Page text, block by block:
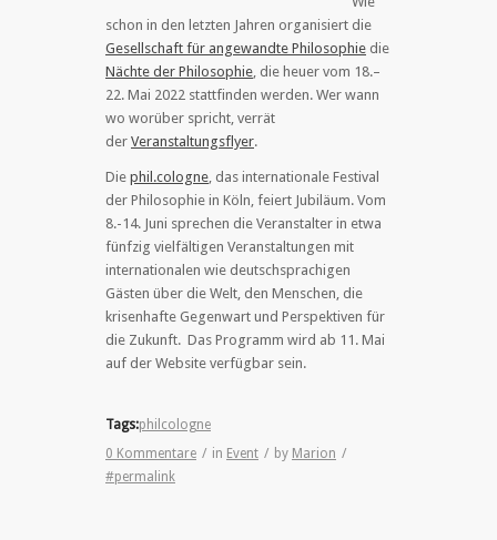
schon in den letzten Jahren organisiert die
Gesellschaft für angewandte Philosophie die
Nächte der Philosophie, die heuer vom 18.–
22. Mai 2022 stattfinden werden. Wer wann
wo worüber spricht, verrät
der Veranstaltungsflyer.
Die phil.cologne, das internationale Festival
der Philosophie in Köln, feiert Jubiläum. Vom
8.-14. Juni sprechen die Veranstalter in etwa
fünfzig vielfältigen Veranstaltungen mit
internationalen wie deutschsprachigen
Gästen über die Welt, den Menschen, die
krisenhafte Gegenwart und Perspektiven für
die Zukunft. Das Programm wird ab 11. Mai
auf der Website verfügbar sein.
Tags:philcologne
0 Kommentare / in Event / by Marion /
#permalink